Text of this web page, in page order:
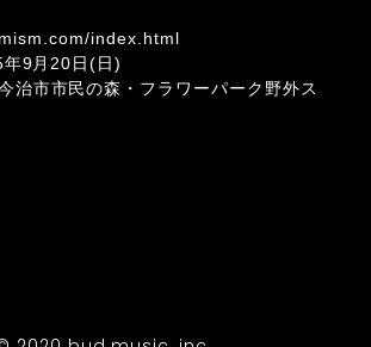
index.html
9月20日(日)
治市市民の森・フラワーパーク野外ス